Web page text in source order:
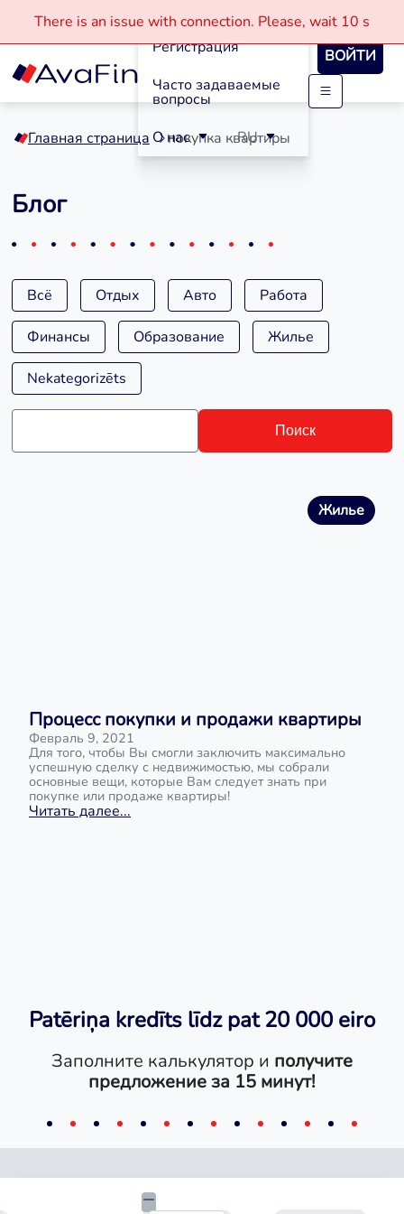
Skip
content
There is an issue with connection. Please, wait 10 s
Регистрация
Часто задаваемые
вопросы
О нас
RU
ВОЙТИ
Главная страница покупка квартиры
Блог
Всё Отдых Авто Работа
Финансы Образование Жилье
Nekategorizēts
Поиск
Жилье
Процесс покупки и продажи квартиры
Февраль 9, 2021
Для того, чтобы Вы смогли заключить максимально
успешную сделку с недвижимостью, мы собрали
основные вещи, которые Вам следует знать при
покупке или продаже квартиры!
Читать далее...
Patēriņa kredīts līdz pat 20 000 eiro
Заполните калькулятор и получите
предложение за 15 минут!